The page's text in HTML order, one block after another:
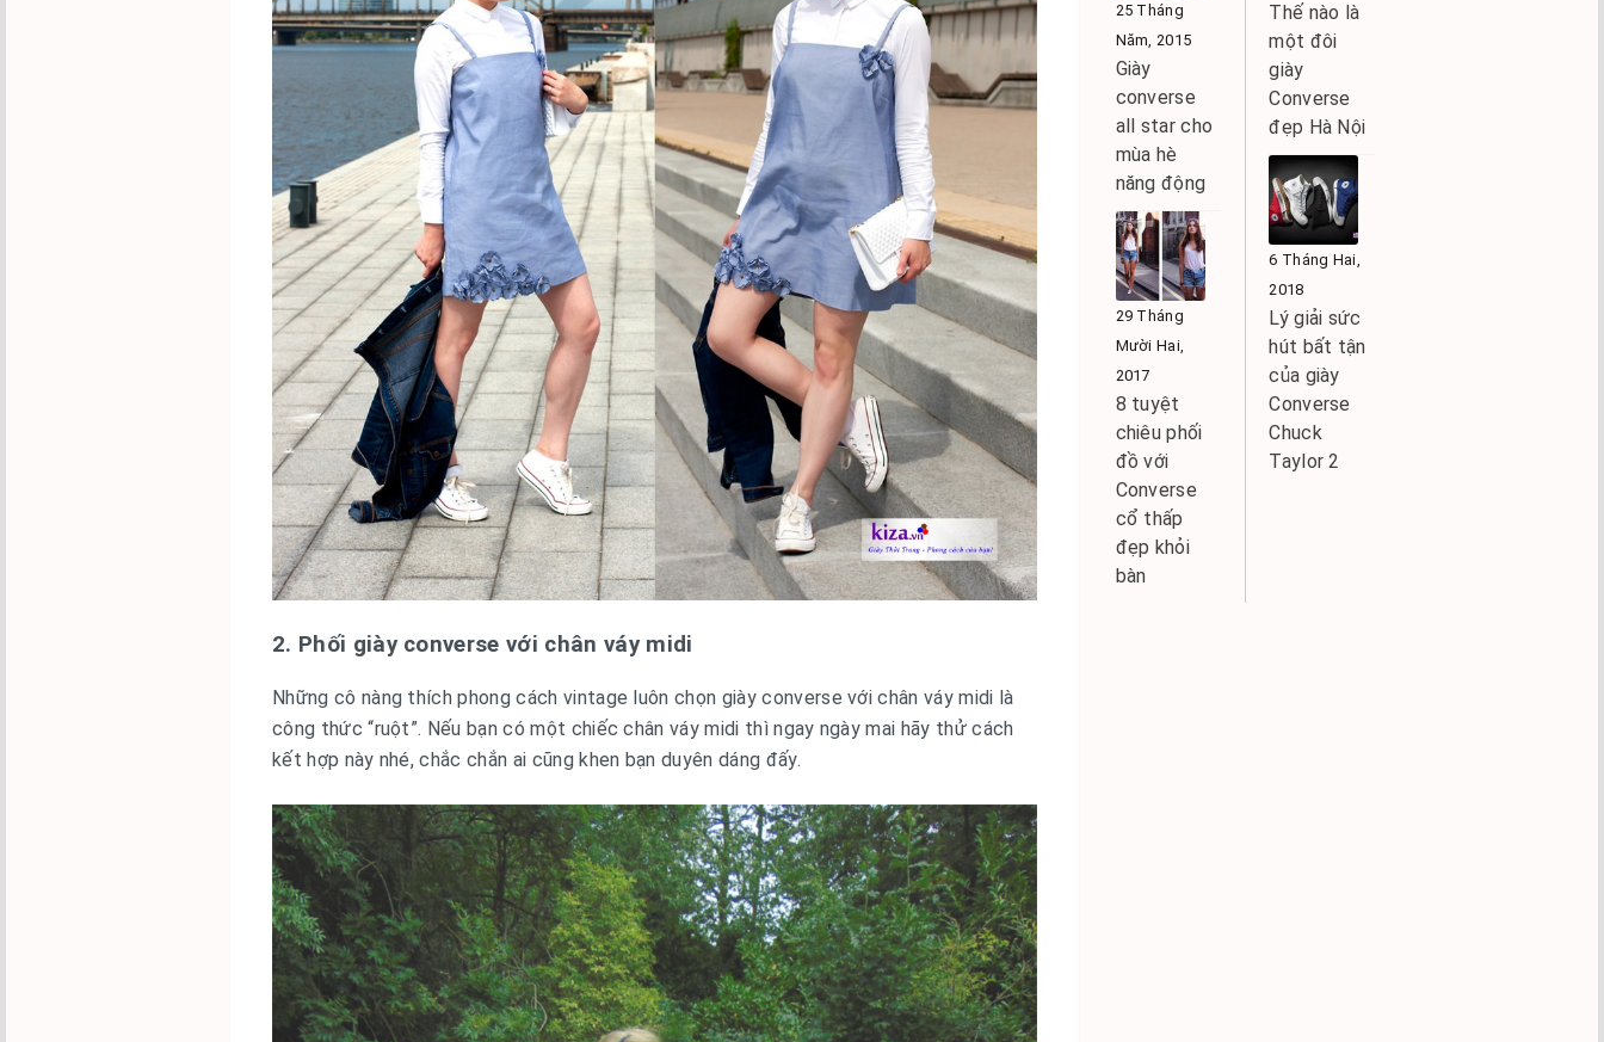
2. Phối giày converse với chân váy midi
Những cô nàng thích phong cách vintage luôn chọn giày converse với chân váy midi là
công thức “ruột”. Nếu bạn có một chiếc chân váy midi thì ngay ngày mai hãy thử cách
kết hợp này nhé, chắc chắn ai cũng khen bạn duyên dáng đấy.
25 Tháng
Năm, 2015
Giày
converse
all star cho
mùa hè
năng động
29 Tháng
Mười Hai,
2017
8 tuyệt
chiêu phối
đồ với
Converse
cổ thấp
đẹp khỏi
bàn
Thế nào là
một đôi
giày
Converse
đẹp Hà Nội
6 Tháng Hai,
2018
Lý giải sức
hút bất tận
của giày
Converse
Chuck
Taylor 2